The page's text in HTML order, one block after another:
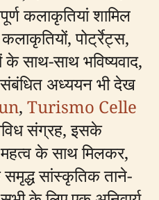
कलाकृतियां शामिल
पोर्ट्रेट्स,
साथ-साथ भविष्यवाद,
अध्ययन भी देख
, Turismo Celle
संग्रह, इसके
के साथ मिलकर,
सांस्कृतिक ताने-